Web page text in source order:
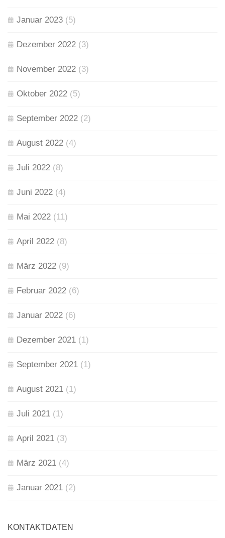
Januar 2023 (5)
Dezember 2022 (3)
November 2022 (3)
Oktober 2022 (5)
September 2022 (2)
August 2022 (4)
Juli 2022 (8)
Juni 2022 (4)
Mai 2022 (11)
April 2022 (8)
März 2022 (9)
Februar 2022 (6)
Januar 2022 (6)
Dezember 2021 (1)
September 2021 (1)
August 2021 (1)
Juli 2021 (1)
April 2021 (3)
März 2021 (4)
Januar 2021 (2)
KONTAKTDATEN